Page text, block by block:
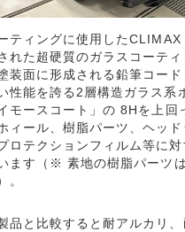
ティングに使用した
れた超硬質のガラスコーティ
装面に形成される鉛筆コー
性能を誇る2層構造ガラス系
モースコート」の 8Hを上回
ィール、樹脂パーツ、ヘッ
ロテクションフィルム等に
ます（※ 素地の樹脂パーツ
。
品と比較すると耐アルカリ